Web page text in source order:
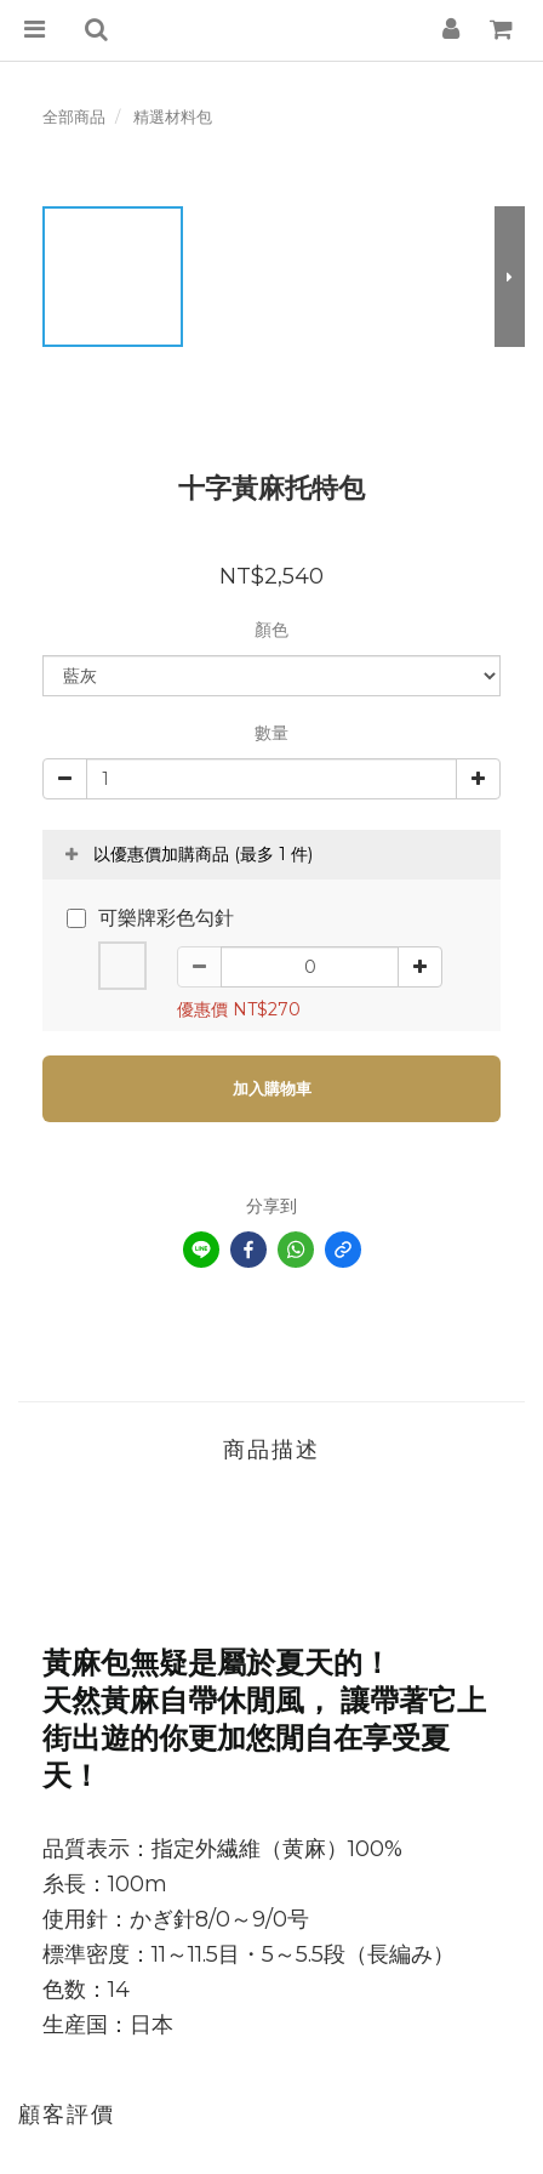
全部商品 精選材料包
十字黃麻托特包
NT$2,540
顏色
數量
以優惠價加購商品 (最多 1 件)
可樂牌彩色勾針
優惠價 NT$270
加入購物車
分享到
商品描述
黃麻包無疑是屬於夏天的！
天然黃麻自帶休閒風， 讓帶著它上
街出遊的你更加悠閒自在享受夏
天！
品質表示：指定外繊維（黄麻）100%
糸長：100m
使用針：かぎ針8/0～9/0号
標準密度：11～11.5目・5～5.5段（長編み）
色数：14
生産国：日本
顧客評價